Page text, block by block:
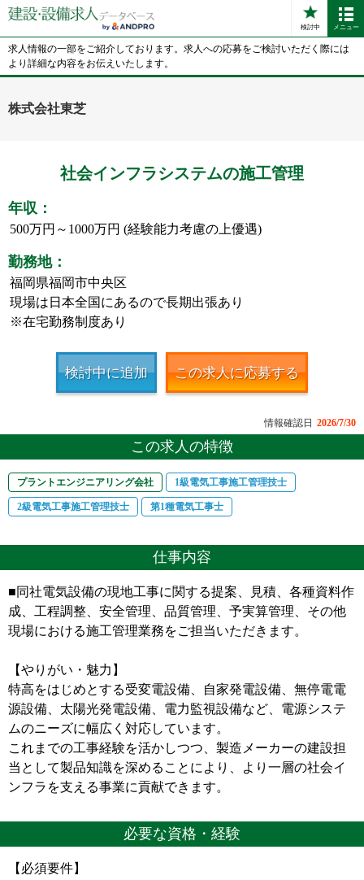
検討中 メニュー
求人情報の一部をご紹介しております。求人への応募をご検討いただく際には
より詳細な内容をお伝えいたします。
株式会社東芝
社会インフラシステムの施工管理
年収：
500万円～1000万円 (経験能力考慮の上優遇)
勤務地：
福岡県福岡市中央区
現場は日本全国にあるので長期出張あり
※在宅勤務制度あり
検討中に追加 この求人に応募する
情報確認日 2026/7/30
この求人の特徴
プラントエンジニアリング会社 1級電気工事施工管理技士
2級電気工事施工管理技士 第1種電気工事士
仕事内容
■同社電気設備の現地工事に関する提案、見積、各種資料作
成、工程調整、安全管理、品質管理、予実算管理、その他
現場における施工管理業務をご担当いただきます。
【やりがい・魅力】
特高をはじめとする受変電設備、自家発電設備、無停電電
源設備、太陽光発電設備、電力監視設備など、電源システ
ムのニーズに幅広く対応しています。
これまでの工事経験を活かしつつ、製造メーカーの建設担
当として製品知識を深めることにより、より一層の社会イ
ンフラを支える事業に貢献できます。
必要な資格・経験
【必須要件】